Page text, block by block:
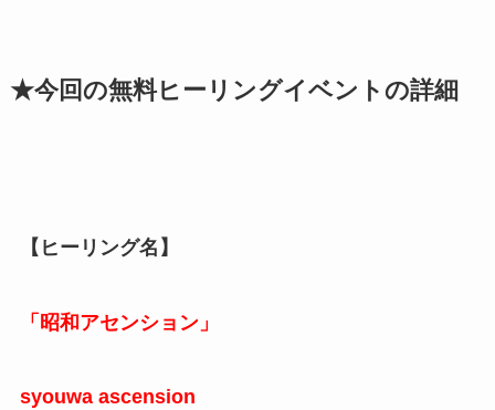
★今回の無料ヒーリングイベントの詳細
【ヒーリング名】
「昭和アセンション」
syouwaascension